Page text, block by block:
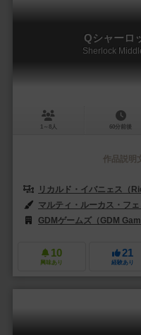
Qシャーロ
Sherlock
1～8人 60分前後
作品説明
リカルド・イバニェス（
マルティ・ルーカス・フ
GDMゲームズ（GDM
10
興味あり
21
経験あり